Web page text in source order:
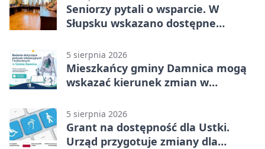
Seniorzy pytali o wsparcie. W
Słupsku wskazano dostępne
5 sierpnia 2026
Mieszkańcy gminy Damnica mogą
wskazać kierunek zmian w
5 sierpnia 2026
Grant na dostępność dla Ustki.
Urząd przygotuje zmiany dla